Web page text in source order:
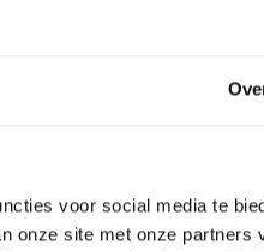
voor social media te
onze site met onze partners